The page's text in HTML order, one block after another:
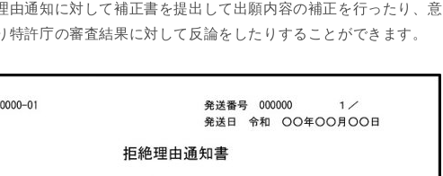
由通知に対して補正書を提出して出願内容の補正を行ったり、意
特許庁の審査結果に対して反論をしたりすることができます。